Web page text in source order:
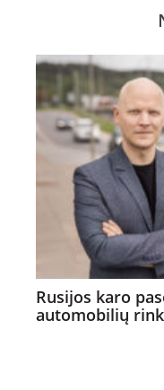
Rusijos karo
automobilių